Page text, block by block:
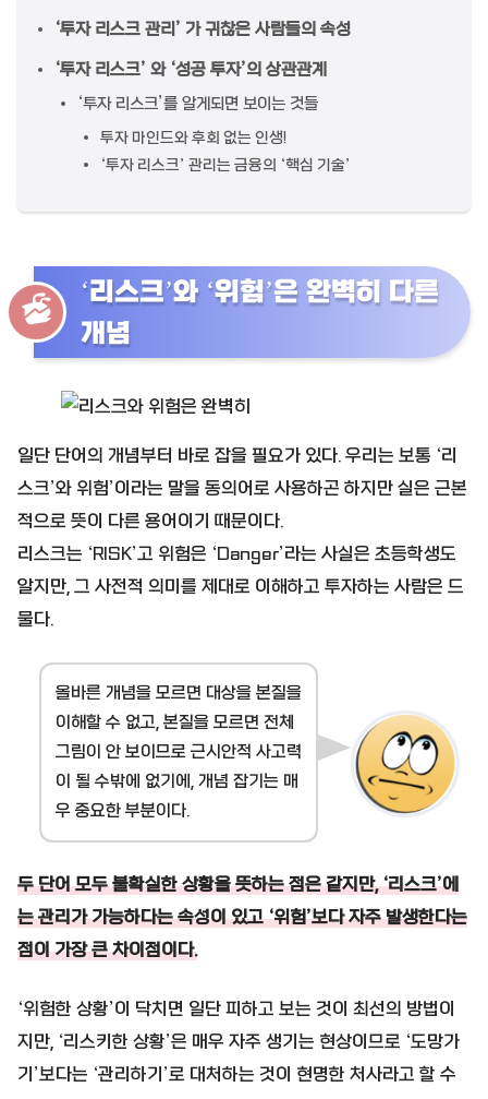
‘투자 리스크 관리’ 가 귀찮은 사람들의 속성
‘투자 리스크’ 와 ‘성공 투자’의 상관관계
‘투자 리스크’를 알게되면 보이는 것들
투자 마인드와 후회 없는 인생!
‘투자 리스크’ 관리는 금융의 ‘핵심 기술’
‘리스크’와 ‘위험’은 완벽히 다른
개념
일단 단어의 개념부터 바로 잡을 필요가 있다. 우리는 보통 ‘리
스크’와 위험’이라는 말을 동의어로 사용하곤 하지만 실은 근본
적으로 뜻이 다른 용어이기 때문이다.
리스크는 ‘RISK’고 위험은 ‘Danger’라는 사실은 초등학생도
알지만, 그 사전적 의미를 제대로 이해하고 투자하는 사람은 드
물다.
올바른 개념을 모르면 대상을 본질을
이해할 수 없고, 본질을 모르면 전체
그림이 안 보이므로 근시안적 사고력
이 될 수밖에 없기에, 개념 잡기는 매
우 중요한 부분이다.
두 단어 모두 불확실한 상황을 뜻하는 점은 같지만, ‘리스크’에
는 관리가 가능하다는 속성이 있고 ‘위험’보다 자주 발생한다는
점이 가장 큰 차이점이다.
‘위험한 상황’이 닥치면 일단 피하고 보는 것이 최선의 방법이
지만, ‘리스키한 상황’은 매우 자주 생기는 현상이므로 ‘도망가
기’보다는 ‘관리하기’로 대처하는 것이 현명한 처사라고 할 수